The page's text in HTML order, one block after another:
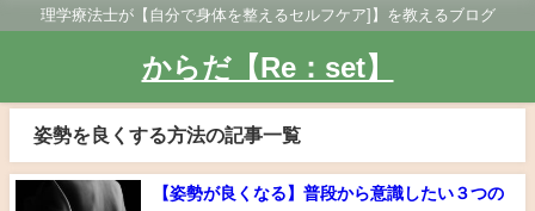
理学療法士が【自分で身体を整えるセルフケア]】を教えるブログ
からだ【Re：set】
姿勢を良くする方法の記事一覧
【姿勢が良くなる】普段から意識したい３つの